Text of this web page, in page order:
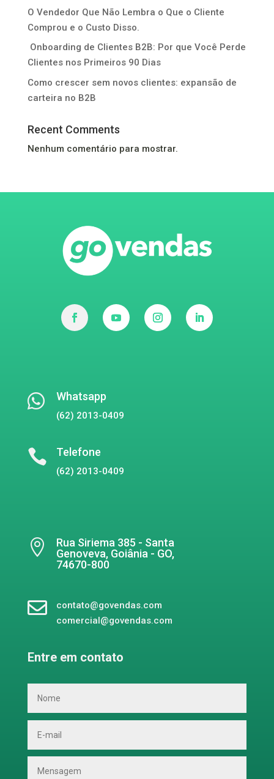
O Vendedor Que Não Lembra o Que o Cliente
Comprou e o Custo Disso.
Onboarding de Clientes B2B: Por que Você Perde
Clientes nos Primeiros 90 Dias
Como crescer sem novos clientes: expansão de
carteira no B2B
Recent Comments
Nenhum comentário para mostrar.
 Whatsapp
(62) 2013-0409
 Telefone
(62) 2013-0409

Rua Siriema 385 - Santa
Genoveva, Goiânia - GO,
74670-800

contato@govendas.com
comercial@govendas.com
Entre em contato